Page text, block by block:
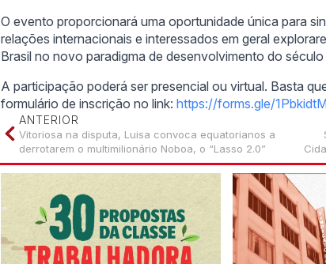
O evento proporcionará uma oportunidade única para
relações internacionais e interessados ​​em geral
Brasil no novo paradigma de desenvolvimento do século
A participação poderá ser presencial ou virtual. Basta
formulário de inscrição no link:https://forms.gle/
ANTERIOR
Vitoriosa na disputa, Luisa convoca equatorianos a
derrotarem o multimilionário Noboa, o “Lasso 2.0”